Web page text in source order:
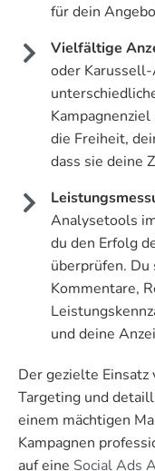
für dein
Vielfältige
oder
die Freiheit,
dass sie deine
Analysetools
du den Erfolg
überprüfen. Du
Kommentare,
und deine
Der gezielte
Targeting und
einem mächtigen
Kampagnen
auf eine Social Ads